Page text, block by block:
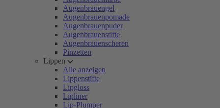
Augenbrauengel
Augenbrauenpomade
Augenbrauenpuder
Augenbrauenstifte
Augenbrauenscheren
Pinzetten
Lippen
Alle anzeigen
Lippenstifte
Lipgloss
Lipliner
Lip-Plumper